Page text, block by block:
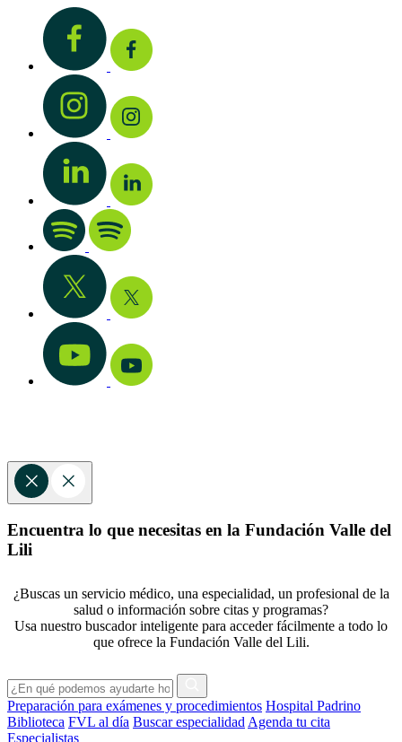
Encuentra lo que necesitas en la Fundación Valle del
Lili
¿Buscas un servicio médico, una especialidad, un profesional de la
salud o información sobre citas y programas?
Usa nuestro buscador inteligente para acceder fácilmente a todo lo
que ofrece la Fundación Valle del Lili.
Preparación para exámenes y procedimientos Hospital Padrino
Biblioteca FVL al día Buscar especialidad Agenda tu cita
Especialistas